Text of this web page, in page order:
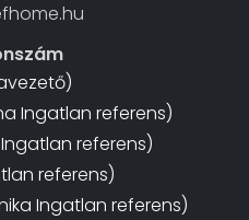
Ingatlan referens)
referens)
referens)
Ingatlan referens)